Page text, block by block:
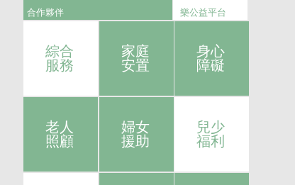
合作夥伴 樂公益平台
綜合
服務
家庭
安置
身心
障礙
老人
照顧
婦女
援助
兒少
福利